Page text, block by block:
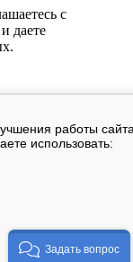
работы
использовать:
с
и даете
Задать вопрос